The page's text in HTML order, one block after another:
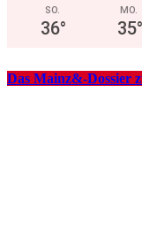
SO.
36°
MO.
35°
Das Mainz&-Dossier